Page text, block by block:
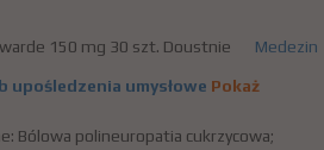
150 mg 30 szt. Doustnie Medezin
upośledzenia umysłowe Pokaż
Bólowa polineuropatia cukrzycowa;